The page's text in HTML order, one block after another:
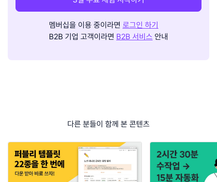
멤버십을 이용 중이라면 로그인 하기
B2B 기업 고객이라면 B2B 서비스 안내
다른 분들이 함께 본 콘텐츠